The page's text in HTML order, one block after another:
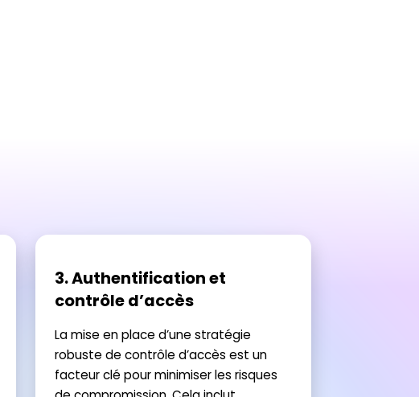
3. Authentification et
contrôle d’accès
La mise en place d’une stratégie
robuste de contrôle d’accès est un
facteur clé pour minimiser les risques